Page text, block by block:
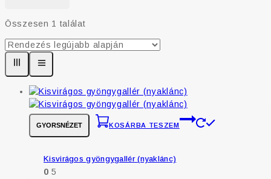
Összesen 1 találat
GYORSNÉZET KOSÁRBA TESZEM
Kisvirágos gyöngygallér (nyaklánc)
0 5